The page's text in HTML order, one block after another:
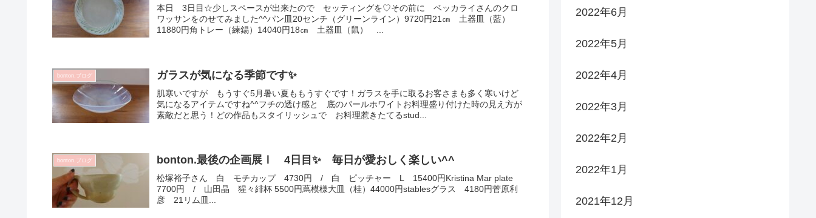
本日 3日目☆少しスペースが出来たので セッティングを♡その前に ベッカライさんのクロ
ワッサンをのせてみました^^パン皿20センチ（グリーンライン）9720円21㎝ 土器皿（藍）
11880円角トレー（練錫）14040円18㎝ 土器皿（鼠） ...
bonton.ブログ ガラスが気になる季節です✨
肌寒いですが もうすぐ5月暑い夏ももうすぐです！ガラスを手に取るお客さまも多く寒いけど
気になるアイテムですね^^フチの透け感と 底のパールホワイトお料理盛り付けた時の見え方が
素敵だと思う！どの作品もスタイリッシュで お料理惹きたてるstud...
bonton.ブログ bonton.最後の企画展Ⅰ 4日目✨ 毎日が愛おしく楽しい^^
松塚裕子さん 白 モチカップ 4730円 / 白 ピッチャー L 15400円Kristina Mar plate
7700円 / 山田晶 猩々緋杯 5500円蔦模様大皿（桂）44000円stablesグラス 4180円菅原利
彦 21リム皿...
2022年6月
2022年5月
2022年4月
2022年3月
2022年2月
2022年1月
2021年12月